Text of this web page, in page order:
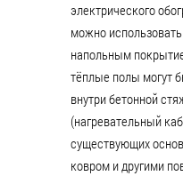
электрического
можно
напольным
тёплые полы могут
внутри бетонной
(нагревательный
существующих
ковром и другими